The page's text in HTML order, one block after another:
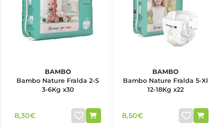
BAMBO
Bambo Nature Fralda 2-S
3-6Kg x30
8,30€
BAMBO
Bambo Nature Fralda 5-Xl
12-18Kg x22
8,50€